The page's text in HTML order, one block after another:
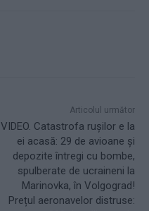
Articolul următor
VIDEO. Catastrofa rușilor e la
ei acasă: 29 de avioane și
depozite întregi cu bombe,
spulberate de ucraineni la
Marinovka, în Volgograd!
Prețul aeronavelor distruse: